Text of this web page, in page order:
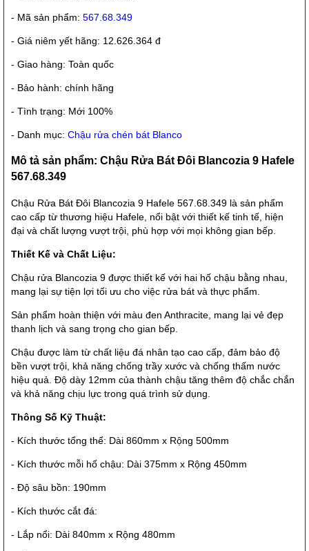
- Mã sản phẩm: 567.68.349
- Giá niêm yết hãng: 12.626.364 đ
- Giao hàng: Toàn quốc
- Bảo hành: chính hãng
- Tình trạng: Mới 100%
- Danh mục: Chậu rửa chén bát Blanco
Mô tả sản phẩm: Chậu Rửa Bát Đôi Blancozia 9 Hafele
567.68.349
Chậu Rửa Bát Đôi Blancozia 9 Hafele 567.68.349 là sản phẩm
cao cấp từ thương hiệu Hafele, nổi bật với thiết kế tinh tế, hiện
đại và chất lượng vượt trội, phù hợp với mọi không gian bếp.
Thiết Kế và Chất Liệu:
Chậu rửa Blancozia 9 được thiết kế với hai hố chậu bằng nhau,
mang lại sự tiện lợi tối ưu cho việc rửa bát và thực phẩm.
Sản phẩm hoàn thiện với màu đen Anthracite, mang lại vẻ đẹp
thanh lịch và sang trọng cho gian bếp.
Chậu được làm từ chất liệu đá nhân tạo cao cấp, đảm bảo độ
bền vượt trội, khả năng chống trầy xước và chống thấm nước
hiệu quả. Độ dày 12mm của thành chậu tăng thêm độ chắc chắn
và khả năng chịu lực trong quá trình sử dụng.
Thông Số Kỹ Thuật:
- Kích thước tổng thể: Dài 860mm x Rộng 500mm
- Kích thước mỗi hố chậu: Dài 375mm x Rộng 450mm
- Độ sâu bồn: 190mm
- Kích thước cắt đá:
- Lắp nổi: Dài 840mm x Rộng 480mm